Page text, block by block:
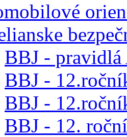
BBJ - pravidlá
BBJ -
BBJ -
BBJ - 12.